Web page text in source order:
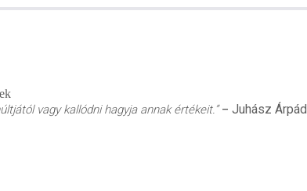
vagy kallódni hagyja annak értékeit.”– Juhász Árpád